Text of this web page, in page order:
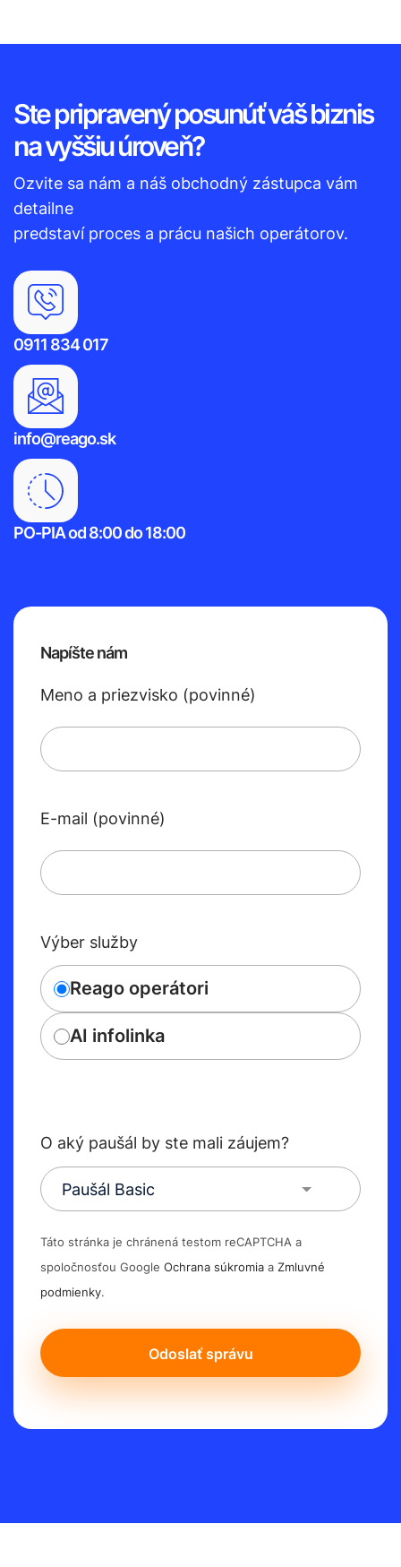
Ste pripravený posunúť váš biznis
na vyššiu úroveň?
Ozvite sa nám a náš obchodný zástupca vám
detailne
predstaví proces a prácu našich operátorov.
0911 834 017
info@reago.sk
PO-PIA od 8:00 do 18:00
Napíšte nám
Meno a priezvisko (povinné)
E-mail (povinné)
Výber služby
Reago operátori
AI infolinka
O aký paušál by ste mali záujem?
Paušál Basic
Táto stránka je chránená testom reCAPTCHA a
spoločnosťou Google Ochrana súkromia a Zmluvné
podmienky.